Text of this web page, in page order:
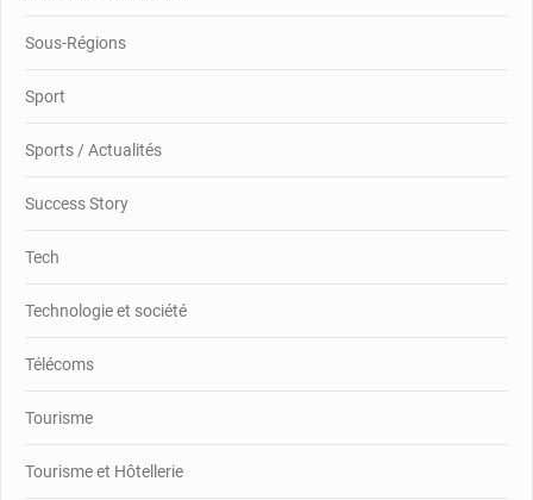
Sous-Régions
Sport
Sports / Actualités
Success Story
Tech
Technologie et société
Télécoms
Tourisme
Tourisme et Hôtellerie